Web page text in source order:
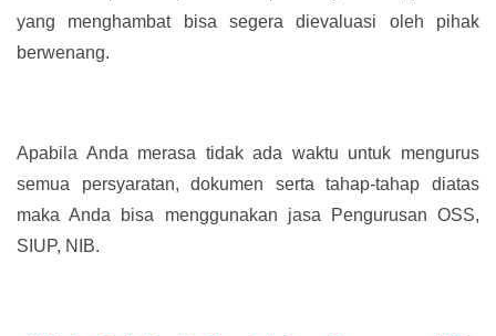
yang menghambat bisa segera dievaluasi oleh pihak
berwenang.
Apabila Anda merasa tidak ada waktu untuk mengurus
semua persyaratan, dokumen serta tahap-tahap diatas
maka Anda bisa menggunakan jasa Pengurusan OSS,
SIUP, NIB.